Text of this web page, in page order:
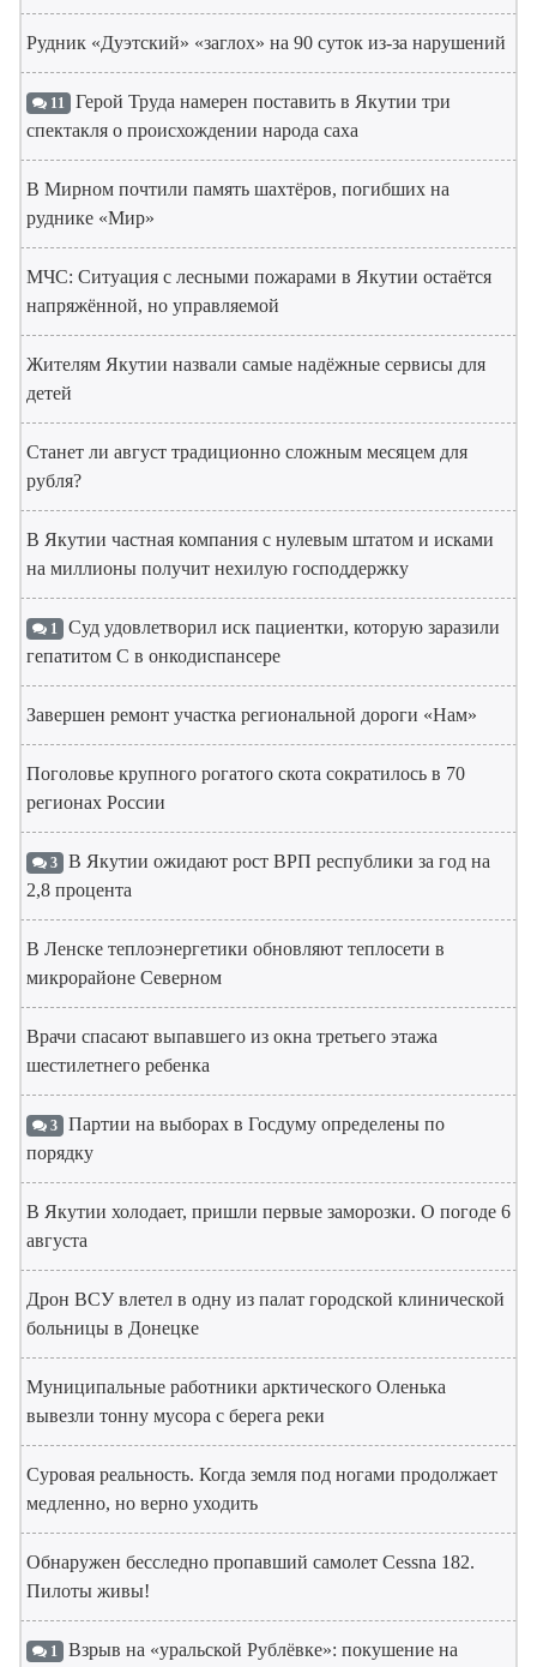
Рудник «Дуэтский» «заглох» на 90 суток из-за нарушений
11 Герой Труда намерен поставить в Якутии три
спектакля о происхождении народа саха
В Мирном почтили память шахтёров, погибших на
руднике «Мир»
МЧС: Ситуация с лесными пожарами в Якутии остаётся
напряжённой, но управляемой
Жителям Якутии назвали самые надёжные сервисы для
детей
Станет ли август традиционно сложным месяцем для
рубля?
В Якутии частная компания с нулевым штатом и исками
на миллионы получит нехилую господдержку
1 Суд удовлетворил иск пациентки, которую заразили
гепатитом С в онкодиспансере
Завершен ремонт участка региональной дороги «Нам»
Поголовье крупного рогатого скота сократилось в 70
регионах России
3 В Якутии ожидают рост ВРП республики за год на
2,8 процента
В Ленске теплоэнергетики обновляют теплосети в
микрорайоне Северном
Врачи спасают выпавшего из окна третьего этажа
шестилетнего ребенка
3 Партии на выборах в Госдуму определены по
порядку
В Якутии холодает, пришли первые заморозки. О погоде 6
августа
Дрон ВСУ влетел в одну из палат городской клинической
больницы в Донецке
Муниципальные работники арктического Оленька
вывезли тонну мусора с берега реки
Суровая реальность. Когда земля под ногами продолжает
медленно, но верно уходить
Обнаружен бесследно пропавший самолет Cessna 182.
Пилоты живы!
1 Взрыв на «уральской Рублёвке»: покушение на